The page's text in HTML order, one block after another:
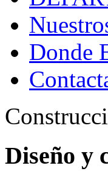
Donde
Diseño y